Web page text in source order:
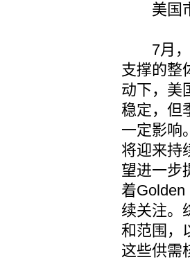
美国
7月，
支撑的整
动下，美
稳定，但
一定影响
将迎来持
望进一步
着
续关注。
和范围，
这些供需